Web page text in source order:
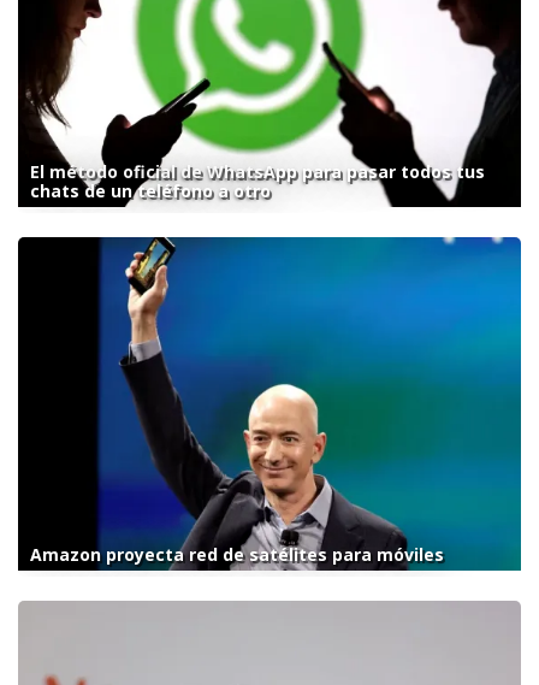
El método oficial de WhatsApp para pasar todos tus
chats de un teléfono a otro
Amazon proyecta red de satélites para móviles